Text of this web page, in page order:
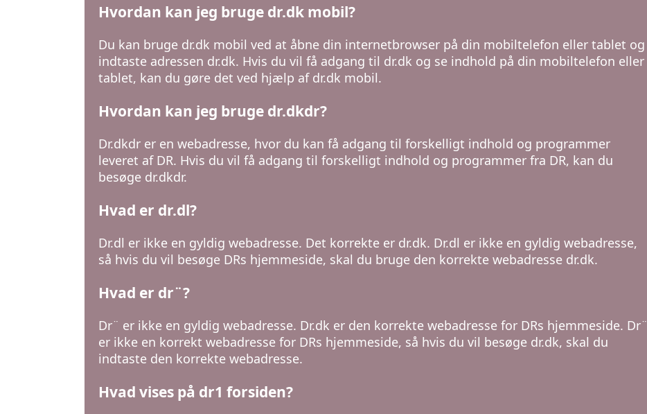
Hvordan kan jeg bruge dr.dk mobil?
Du kan bruge dr.dk mobil ved at åbne din internetbrowser på din mobiltelefon eller tablet og
indtaste adressen dr.dk. Hvis du vil få adgang til dr.dk og se indhold på din mobiltelefon eller
tablet, kan du gøre det ved hjælp af dr.dk mobil.
Hvordan kan jeg bruge dr.dkdr?
Dr.dkdr er en webadresse, hvor du kan få adgang til forskelligt indhold og programmer
leveret af DR. Hvis du vil få adgang til forskelligt indhold og programmer fra DR, kan du
besøge dr.dkdr.
Hvad er dr.dl?
Dr.dl er ikke en gyldig webadresse. Det korrekte er dr.dk. Dr.dl er ikke en gyldig webadresse,
så hvis du vil besøge DRs hjemmeside, skal du bruge den korrekte webadresse dr.dk.
Hvad er dr¨?
Dr¨ er ikke en gyldig webadresse. Dr.dk er den korrekte webadresse for DRs hjemmeside. Dr¨
er ikke en korrekt webadresse for DRs hjemmeside, så hvis du vil besøge dr.dk, skal du
indtaste den korrekte webadresse.
Hvad vises på dr1 forsiden?